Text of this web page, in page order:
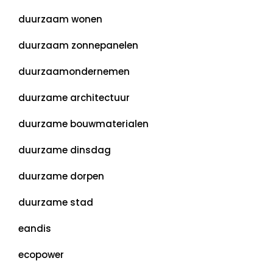
duurzaam wonen
duurzaam zonnepanelen
duurzaamondernemen
duurzame architectuur
duurzame bouwmaterialen
duurzame dinsdag
duurzame dorpen
duurzame stad
eandis
ecopower